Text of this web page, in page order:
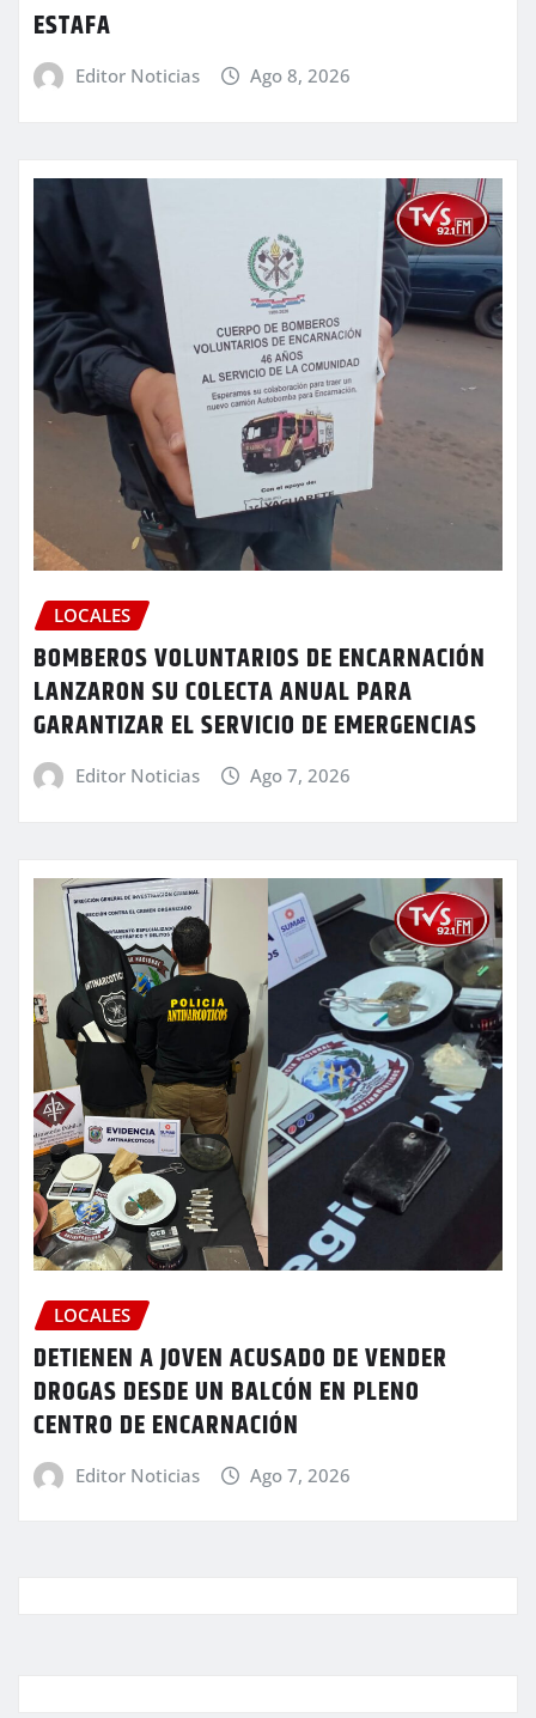
ESTAFA
Editor Noticias Ago 8, 2026
LOCALES
BOMBEROS VOLUNTARIOS DE ENCARNACIÓN
LANZARON SU COLECTA ANUAL PARA
GARANTIZAR EL SERVICIO DE EMERGENCIAS
Editor Noticias Ago 7, 2026
LOCALES
DETIENEN A JOVEN ACUSADO DE VENDER
DROGAS DESDE UN BALCÓN EN PLENO
CENTRO DE ENCARNACIÓN
Editor Noticias Ago 7, 2026